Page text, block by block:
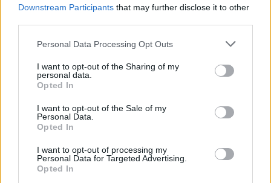
Downstream Participants that may further disclose it to other
Personal Data Processing Opt Outs
I want to opt-out of the Sharing of my
personal data.
Opted In
I want to opt-out of the Sale of my
Personal Data.
Opted In
I want to opt-out of processing my
Personal Data for Targeted Advertising.
Opted In
00:00:57
32 laipsnių šilumos
Žinios | Orai
V. Zalužno pasisakymą laiko bandymu įsitvirtinti
Ukrainos politikoje: jis yra neteisus